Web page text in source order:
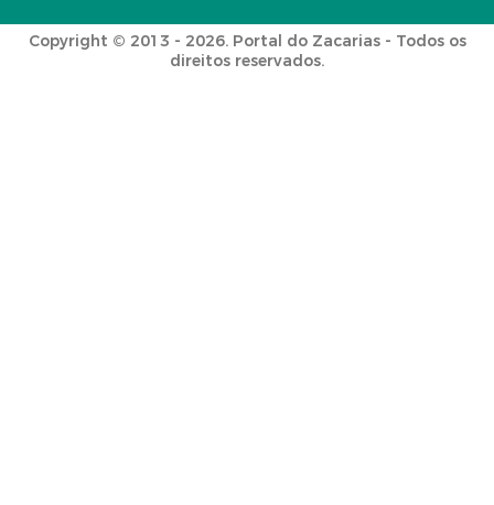
Copyright © 2013 - 2026. Portal do Zacarias - Todos os
direitos reservados.